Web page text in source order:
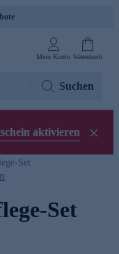
Mein Konto Warenkorb
Suchen
aktivieren
Set
Set